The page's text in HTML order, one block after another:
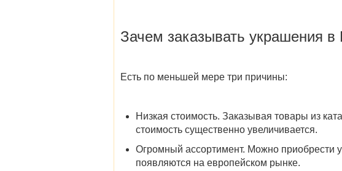
Зачем заказывать украшения
Есть по меньшей мере три причины:
Низкая стоимость. Заказывая товары из
стоимость существенно увеличивается.
Огромный ассортимент. Можно приобрести
появляются на европейском рынке.